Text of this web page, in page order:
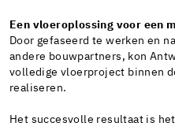
Een vloeroplossing voor een
Door gefaseerd te werken en
andere bouwpartners, kon
volledige vloerproject binnen
realiseren.
Het succesvolle resultaat is